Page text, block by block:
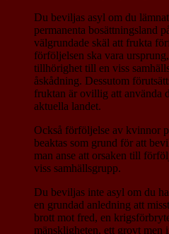
Du beviljas asyl om du
permanenta bosättningsland
välgrundade skäl att frukta
förföljelsen ska vara
tillhörighet till en viss
åskådning. Dessutom
fruktan är ovillig att använda
aktuella landet.
Också förföljelse av kvinnor
beaktas som grund för att
man anse att orsaken till
viss samhällsgrupp.
Du beviljas inte asyl om du
en grundad anledning att
brott mot fred, en
mänskligheten, ett grovt men